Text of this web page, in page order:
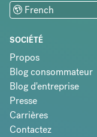
SOCIÉTÉ
Propos
Blog consommateur
Blog d'entreprise
Presse
Carrières
Contactez